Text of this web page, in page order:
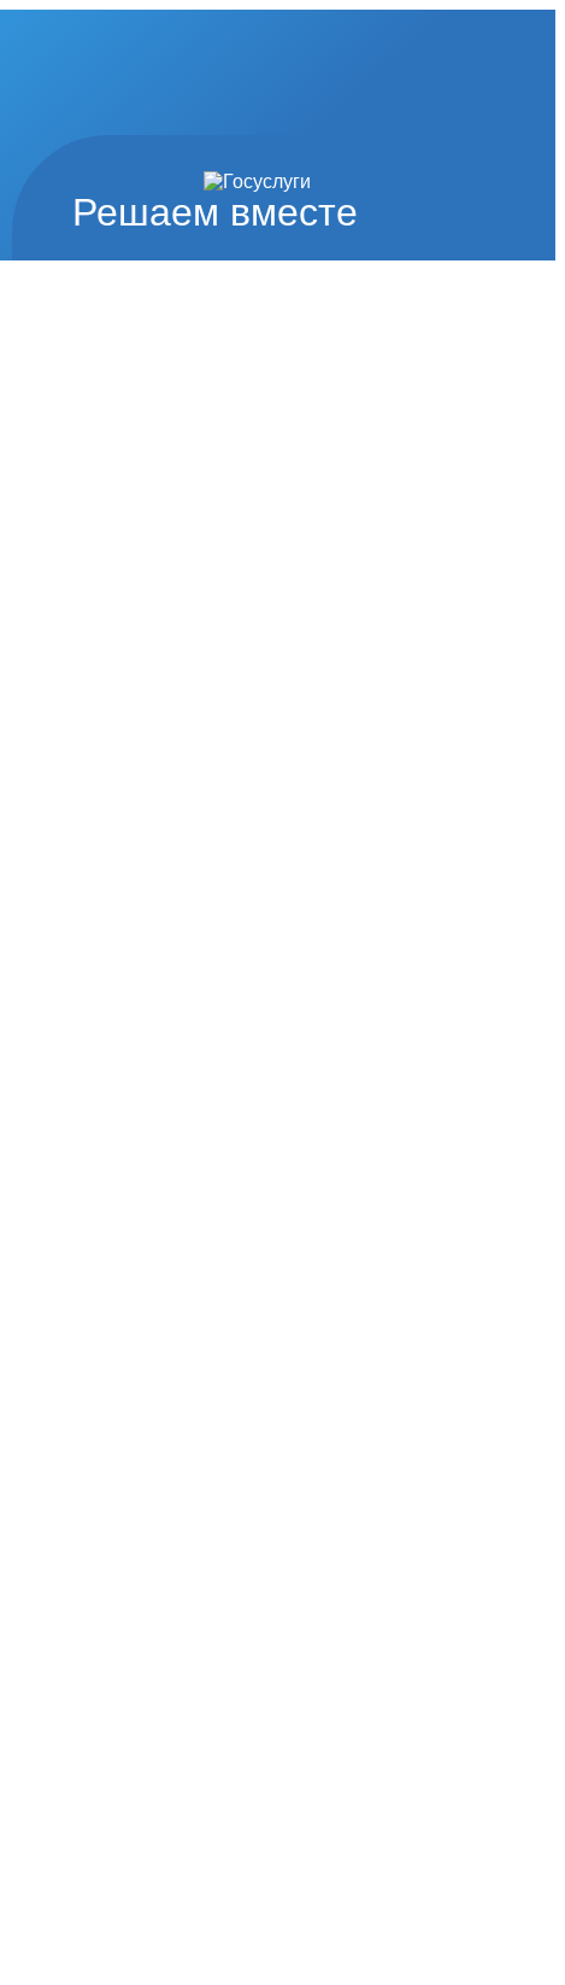
Решаем вместе